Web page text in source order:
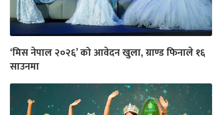
‘मिस नेपाल २०२६’ को आवेदन खुला, ग्राण्ड फिनाले १६
साउनमा